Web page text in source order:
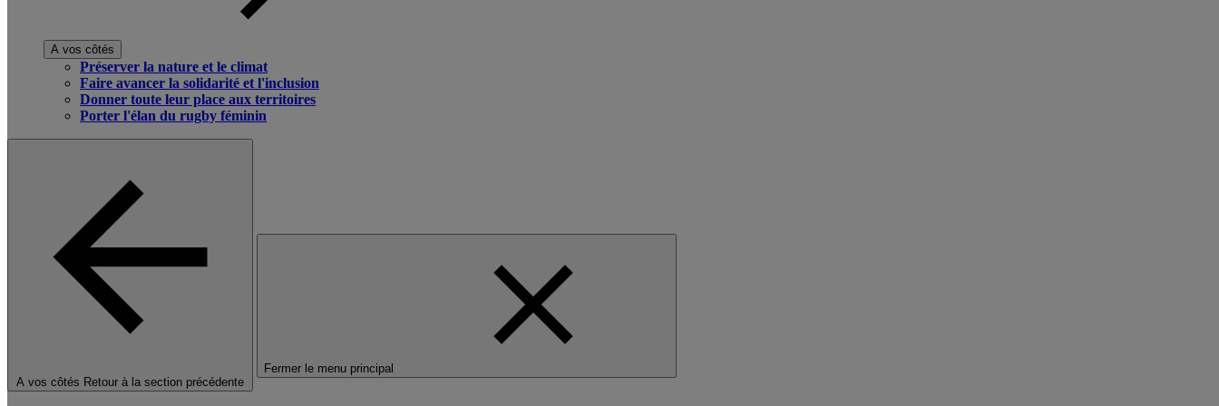
A vos côtés
Préserver la nature et le climat
Faire avancer la solidarité et l'inclusion
Donner toute leur place aux territoires
Porter l'élan du rugby féminin
A vos côtés Retour à la section précédente
Fermer le menu principal